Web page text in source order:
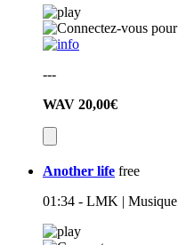
---
WAV 20,00€
Another life free
01:34 - LMK |